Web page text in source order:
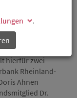
hierfür zwei
Rheinland-
Ahnen
Dr.
.